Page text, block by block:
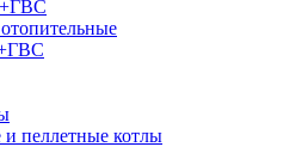
и пеллетные котлы